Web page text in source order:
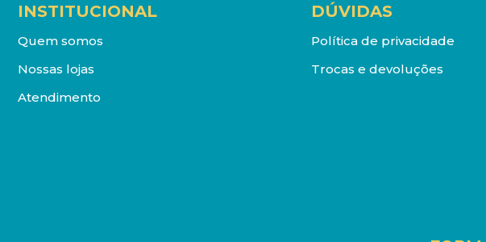
INSTITUCIONAL
Quem somos
Nossas lojas
Atendimento
DÚVIDAS
Política de privacidade
Trocas e devoluções